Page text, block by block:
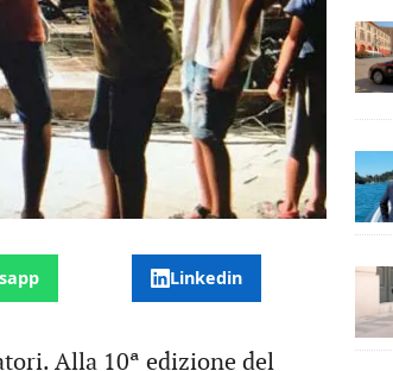
Linkedin
Alla 10ª edizione del